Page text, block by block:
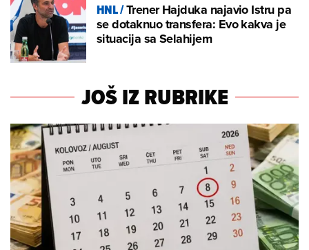
HNL/Trener Hajduka najavio Istru pa
se dotaknuo transfera: Evo kakva je
situacija sa Selahijem
JOŠ IZ RUBRIKE